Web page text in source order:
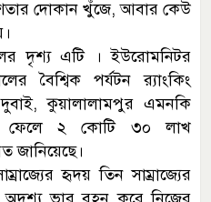
দোকান খুঁজে, আবার কেউ
দৃশ্য এটি । ইউরোমনিটর
বৈশ্বিক পর্যটন র‌্যাংকিং
কুয়ালালামপুর এমনকি
ফেলে ২ কোটি ৩০ লাখ
জানিয়েছে।
হৃদয় তিন সাম্রাজ্যের